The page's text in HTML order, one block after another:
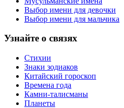
Выбор имени для девочки
Выбор имени для мальчика
Узнайте о связях
Стихии
Знаки зодиаков
Китайский гороскоп
Времена года
Камни-талисманы
Планеты